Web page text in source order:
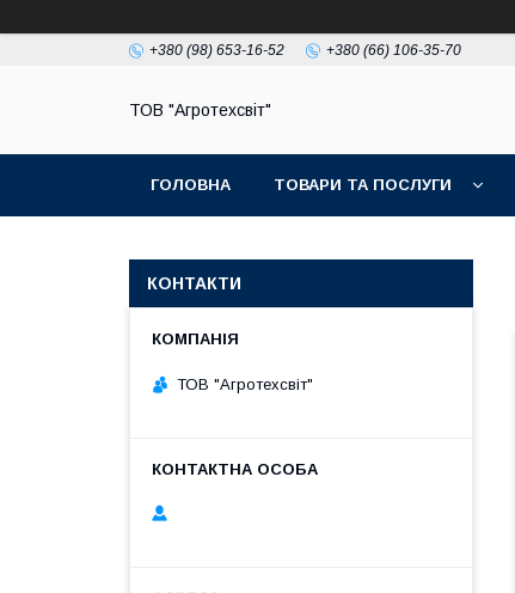
+380 (98) 653-16-52 +380 (66) 106-35-70
ТОВ "Агротехсвіт"
ГОЛОВНА ТОВАРИ ТА ПОСЛУГИ
КОНТАКТИ
ТОВ "Агротехсвіт"